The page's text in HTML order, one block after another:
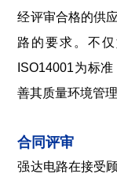
经评审合格的供
路的要求。不
ISO14001为标
善其质量环境管理
合同评审
强达电路在接受